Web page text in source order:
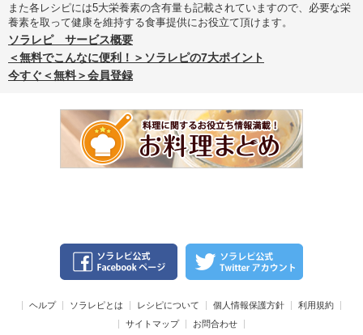
また各レシピには5大栄養素の含有量も記載されていますので、必要な栄
養素を取って健康を維持する食事提供にお役立て頂けます。
ソラレピ サービス概要
＜無料でこんなに便利！＞ソラレピの7大ポイント
今すぐ＜無料＞会員登録
ヘルプ ソラレピとは レシピについて 個人情報保護方針
利用規約
サイトマップ
お問合わせ